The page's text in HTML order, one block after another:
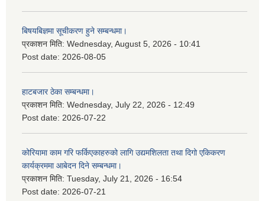
बिषयबिज्ञमा सूचीकरण हुने सम्बन्धमा।
प्रकाशन मिति: Wednesday, August 5, 2026 - 10:41
Post date: 2026-08-05
हाटबजार ठेका सम्बन्धमा।
प्रकाशन मिति: Wednesday, July 22, 2026 - 12:49
Post date: 2026-07-22
कोरियामा काम गरि फर्किएकाहरुको लागि उद्यमशिलता तथा दिगो एकिकरण
कार्यक्रममा आबेदन दिने सम्बन्धमा।
प्रकाशन मिति: Tuesday, July 21, 2026 - 16:54
Post date: 2026-07-21